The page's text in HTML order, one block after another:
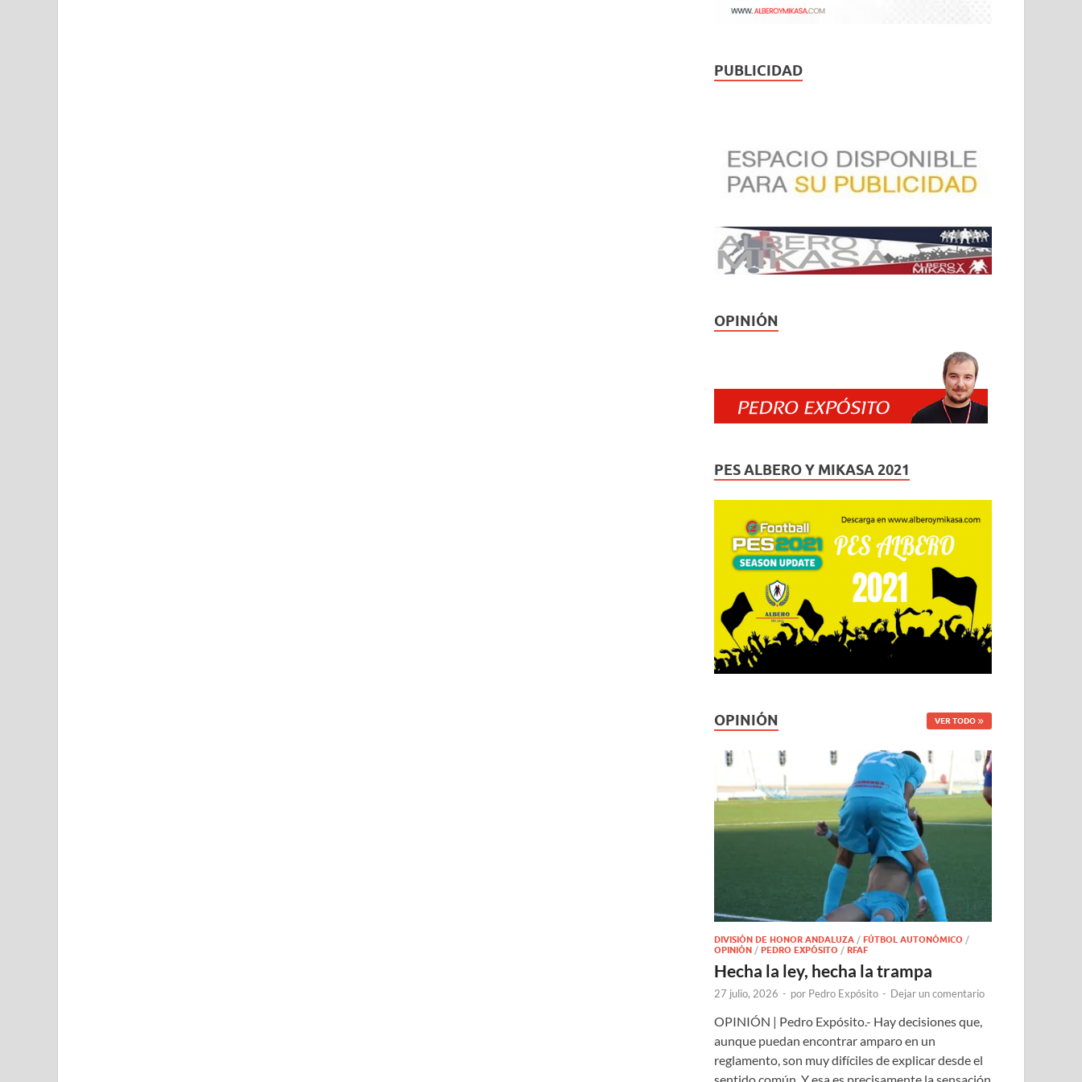
PUBLICIDAD
OPINIÓN
PES ALBERO Y MIKASA 2021
OPINIÓN VER TODO
DIVISIÓN DE HONOR ANDALUZA /FÚTBOL AUTONÓMICO /
OPINIÓN /PEDRO EXPÓSITO /RFAF
Hecha la ley, hecha la trampa
27 julio, 2026 - por Pedro Expósito - Dejar un comentario
OPINIÓN | Pedro Expósito.- Hay decisiones que,
aunque puedan encontrar amparo en un
reglamento, son muy difíciles de explicar desde el
sentido común. Y esa es precisamente la sensación